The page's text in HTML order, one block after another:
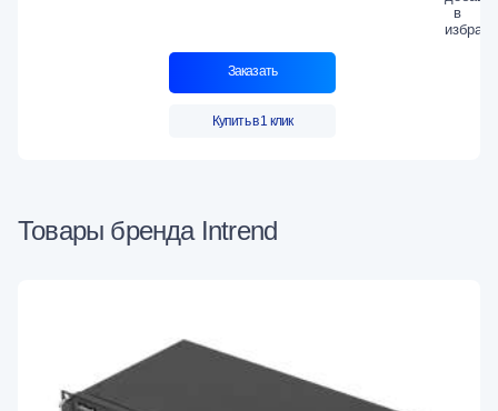
Заказать
Купить в 1 клик
Товары бренда Intrend